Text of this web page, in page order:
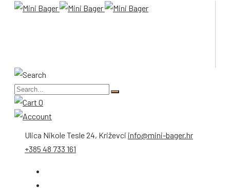
0
Ulica Nikole Tesle 24, Križevci info@mini-bager.hr
+385 48 733 161